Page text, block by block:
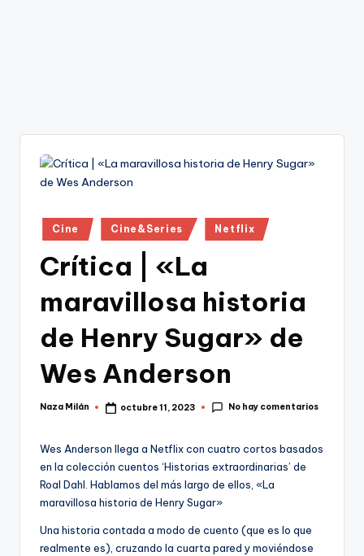
Publicado
en
Cine Cine&Series Netflix
Crítica | «La
maravillosa historia
de Henry Sugar» de
Wes Anderson
Publicado
Naza Milán octubre 11, 2023 No hay comentarios
Wes Anderson llega a Netflix con cuatro cortos basados
en la colección cuentos ‘Historias extraordinarias’ de
Roal Dahl. Hablamos del más largo de ellos, «La
maravillosa historia de Henry Sugar»
Una historia contada a modo de cuento (que es lo que
realmente es), cruzando la cuarta pared y moviéndose